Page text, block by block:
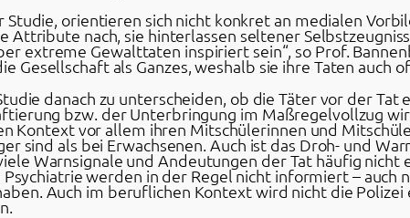
Studie, orientieren sich nicht konkret an medialen
nach, sie hinterlassen seltener
extreme Gewalttaten inspiriert sein“, so Prof.
als Ganzes, weshalb sie ihre Taten auch
danach zu unterscheiden, ob die Täter vor der Tat
bzw. der Unterbringung im Maßregelvollzug
Kontext vor allem ihren Mitschülerinnen und
sind als bei Erwachsenen. Auch ist das Droh- und
Warnsignale und Andeutungen der Tat häufig
werden in der Regel nicht informiert – auch
Auch im beruflichen Kontext wird nicht die